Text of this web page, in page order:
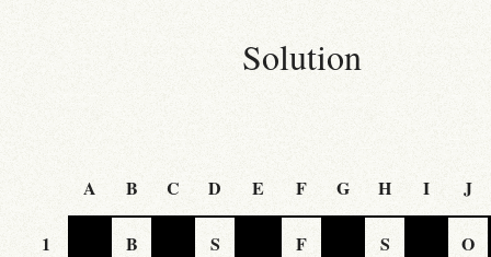
Solution
A B C D E F G H I J
1 B S F S O